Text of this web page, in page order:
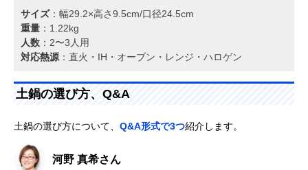
サイズ：幅29.2×高さ9.5cm/口径24.5cm
重量 ：1.22kg
人数 ：2〜3人用
対応熱源 ：直火・IH・オーブン・レンジ・ハロゲン
土鍋の選び方、Q&A
土鍋の選び方について、 Q&A形式で3つ紹介します。
河野 真希さん